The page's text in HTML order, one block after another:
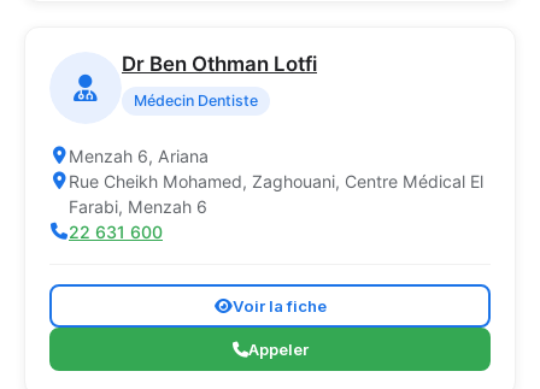
Dr Ben Othman Lotfi
Médecin Dentiste
Menzah 6, Ariana
Rue Cheikh Mohamed, Zaghouani, Centre Médical El
Farabi, Menzah 6
22 631 600
Voir la fiche
Appeler